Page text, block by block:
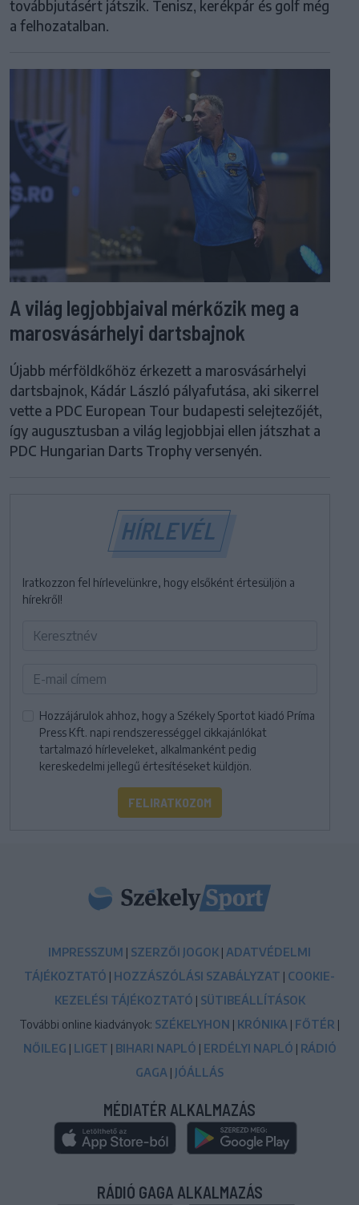
továbbjutásért játszik. Tenisz, kerékpár és golf még
a felhozatalban.
A világ legjobbjaival mérkőzik meg a
marosvásárhelyi dartsbajnok
Újabb mérföldkőhöz érkezett a marosvásárhelyi
dartsbajnok, Kádár László pályafutása, aki sikerrel
vette a PDC European Tour budapesti selejtezőjét,
így augusztusban a világ legjobbjai ellen játszhat a
PDC Hungarian Darts Trophy versenyén.
HÍRLEVÉL
Iratkozzon fel hírlevelünkre, hogy elsőként értesüljön a
hírekről!
Hozzájárulok ahhoz, hogy a Székely Sportot kiadó Príma
Press Kft. napi rendszerességgel cikkajánlókat
tartalmazó hírleveleket, alkalmanként pedig
kereskedelmi jellegű értesítéseket küldjön.
FELIRATKOZOM
IMPRESSZUM | SZERZŐI JOGOK | ADATVÉDELMI
TÁJÉKOZTATÓ | HOZZÁSZÓLÁSI SZABÁLYZAT | COOKIE-
KEZELÉSI TÁJÉKOZTATÓ | SÜTIBEÁLLÍTÁSOK
További online kiadványok: SZÉKELYHON | KRÓNIKA | FŐTÉR |
NŐILEG | LIGET | BIHARI NAPLÓ | ERDÉLYI NAPLÓ | RÁDIÓ
GAGA | JÓÁLLÁS
MÉDIATÉR ALKALMAZÁS
RÁDIÓ GAGA ALKALMAZÁS